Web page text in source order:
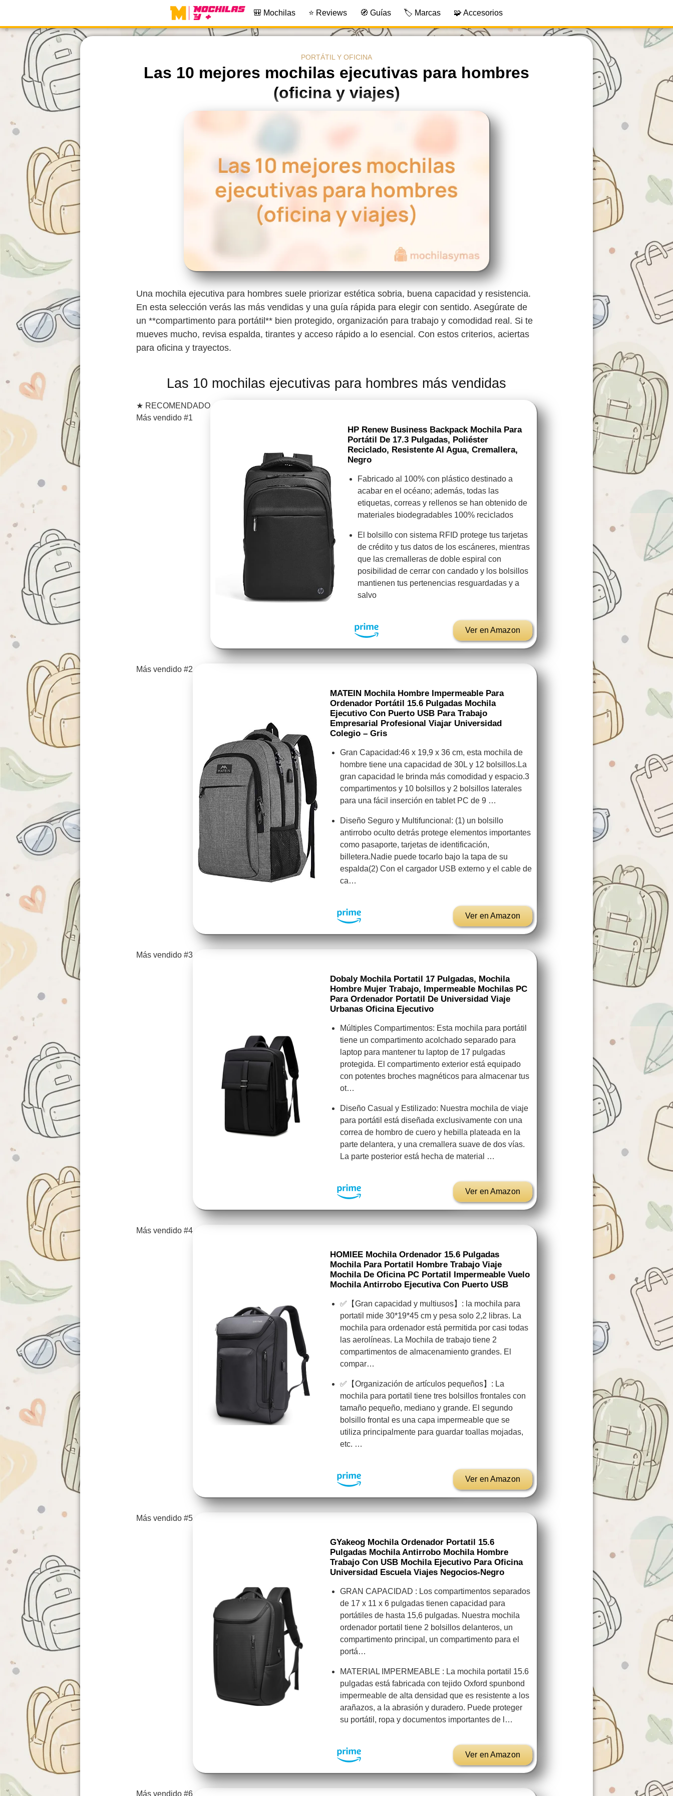
content
🎒 Mochilas ⭐ Reviews 🧭 Guías 🏷️ Marcas 🧩 Accesorios
PORTÁTIL Y OFICINA
Las 10 mejores mochilas ejecutivas para hombres
(oficina y viajes)
Una mochila ejecutiva para hombres suele priorizar estética sobria, buena capacidad y resistencia.
En esta selección verás las más vendidas y una guía rápida para elegir con sentido. Asegúrate de
un **compartimento para portátil** bien protegido, organización para trabajo y comodidad real. Si te
mueves mucho, revisa espalda, tirantes y acceso rápido a lo esencial. Con estos criterios, aciertas
para oficina y trayectos.
Las 10 mochilas ejecutivas para hombres más vendidas
★ RECOMENDADO
Más vendido #1
HP Renew Business Backpack Mochila Para
Portátil De 17.3 Pulgadas, Poliéster
Reciclado, Resistente Al Agua, Cremallera,
Negro
Fabricado al 100% con plástico destinado a
acabar en el océano; además, todas las
etiquetas, correas y rellenos se han obtenido de
materiales biodegradables 100% reciclados
El bolsillo con sistema RFID protege tus tarjetas
de crédito y tus datos de los escáneres, mientras
que las cremalleras de doble espiral con
posibilidad de cerrar con candado y los bolsillos
mantienen tus pertenencias resguardadas y a
salvo
Ver en Amazon
Más vendido #2
MATEIN Mochila Hombre Impermeable Para
Ordenador Portátil 15.6 Pulgadas Mochila
Ejecutivo Con Puerto USB Para Trabajo
Empresarial Profesional Viajar Universidad
Colegio – Gris
Gran Capacidad:46 x 19,9 x 36 cm, esta mochila de
hombre tiene una capacidad de 30L y 12 bolsillos.La
gran capacidad le brinda más comodidad y espacio.3
compartimentos y 10 bolsillos y 2 bolsillos laterales
para una fácil inserción en tablet PC de 9 …
Diseño Seguro y Multifuncional: (1) un bolsillo
antirrobo oculto detrás protege elementos importantes
como pasaporte, tarjetas de identificación,
billetera.Nadie puede tocarlo bajo la tapa de su
espalda(2) Con el cargador USB externo y el cable de
ca…
Ver en Amazon
Más vendido #3
Dobaly Mochila Portatil 17 Pulgadas, Mochila
Hombre Mujer Trabajo, Impermeable Mochilas PC
Para Ordenador Portatil De Universidad Viaje
Urbanas Oficina Ejecutivo
Múltiples Compartimentos: Esta mochila para portátil
tiene un compartimento acolchado separado para
laptop para mantener tu laptop de 17 pulgadas
protegida. El compartimento exterior está equipado
con potentes broches magnéticos para almacenar tus
ot…
Diseño Casual y Estilizado: Nuestra mochila de viaje
para portátil está diseñada exclusivamente con una
correa de hombro de cuero y hebilla plateada en la
parte delantera, y una cremallera suave de dos vías.
La parte posterior está hecha de material …
Ver en Amazon
Más vendido #4
HOMIEE Mochila Ordenador 15.6 Pulgadas
Mochila Para Portatil Hombre Trabajo Viaje
Mochila De Oficina PC Portatil Impermeable Vuelo
Mochila Antirrobo Ejecutiva Con Puerto USB
✅【Gran capacidad y multiusos】: la mochila para
portatil mide 30*19*45 cm y pesa solo 2,2 libras. La
mochila para ordenador está permitida por casi todas
las aerolíneas. La Mochila de trabajo tiene 2
compartimentos de almacenamiento grandes. El
compar…
✅【Organización de artículos pequeños】: La
mochila para portatil tiene tres bolsillos frontales con
tamaño pequeño, mediano y grande. El segundo
bolsillo frontal es una capa impermeable que se
utiliza principalmente para guardar toallas mojadas,
etc. …
Ver en Amazon
Más vendido #5
GYakeog Mochila Ordenador Portatil 15.6
Pulgadas Mochila Antirrobo Mochila Hombre
Trabajo Con USB Mochila Ejecutivo Para Oficina
Universidad Escuela Viajes Negocios-Negro
GRAN CAPACIDAD : Los compartimentos separados
de 17 x 11 x 6 pulgadas tienen capacidad para
portátiles de hasta 15,6 pulgadas. Nuestra mochila
ordenador portatil tiene 2 bolsillos delanteros, un
compartimento principal, un compartimento para el
portá…
MATERIAL IMPERMEABLE : La mochila portatil 15.6
pulgadas está fabricada con tejido Oxford spunbond
impermeable de alta densidad que es resistente a los
arañazos, a la abrasión y duradero. Puede proteger
su portátil, ropa y documentos importantes de l…
Ver en Amazon
Más vendido #6